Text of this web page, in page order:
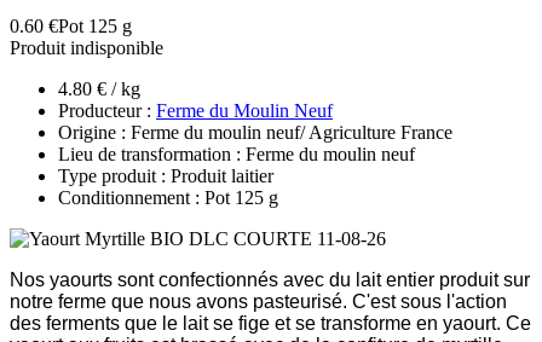
0.60 €Pot 125 g
Produit indisponible
4.80 € / kg
Producteur : Ferme du Moulin Neuf
Origine : Ferme du moulin neuf/ Agriculture France
Lieu de transformation : Ferme du moulin neuf
Type produit : Produit laitier
Conditionnement : Pot 125 g
Nos yaourts sont confectionnés avec du lait entier produit sur
notre ferme que nous avons pasteurisé. C'est sous l'action
des ferments que le lait se fige et se transforme en yaourt. Ce